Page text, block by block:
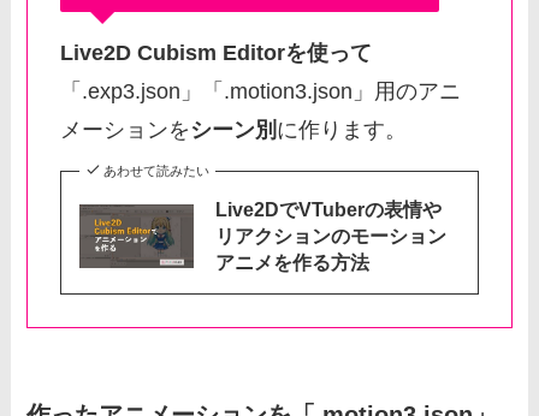
Live2D Cubism Editorを使って
「.exp3.json」「.motion3.json」用のアニ
メーションを シーン別 に作ります。
あわせて読みたい
Live2DでVTuberの表情や
リアクションのモーション
アニメを作る方法